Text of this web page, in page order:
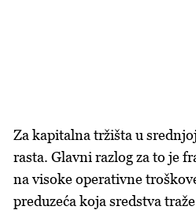
Za kapitalna tržišta u
rasta. Glavni razlog za to je
na visoke operativne
preduzeća koja sredstva